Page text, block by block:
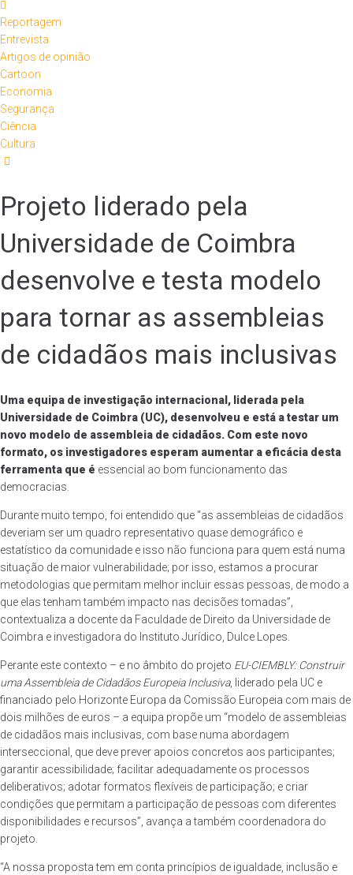
Reportagem
Entrevista
Artigos de opinião
Cartoon
Economia
Segurança
Ciência
Cultura
Projeto liderado pela
Universidade de Coimbra
desenvolve e testa modelo
para tornar as assembleias
de cidadãos mais inclusivas
Uma equipa de investigação internacional, liderada pela
Universidade de Coimbra (UC), desenvolveu e está a testar um
novo modelo de assembleia de cidadãos. Com este novo
formato, os investigadores esperam aumentar a eficácia desta
ferramenta que é essencial ao bom funcionamento das
democracias.
Durante muito tempo, foi entendido que “as assembleias de cidadãos
deveriam ser um quadro representativo quase demográfico e
estatístico da comunidade e isso não funciona para quem está numa
situação de maior vulnerabilidade; por isso, estamos a procurar
metodologias que permitam melhor incluir essas pessoas, de modo a
que elas tenham também impacto nas decisões tomadas”,
contextualiza a docente da Faculdade de Direito da Universidade de
Coimbra e investigadora do Instituto Jurídico, Dulce Lopes.
Perante este contexto – e no âmbito do projeto EU-CIEMBLY: Construir
uma Assembleia de Cidadãos Europeia Inclusiva, liderado pela UC e
financiado pelo Horizonte Europa da Comissão Europeia com mais de
dois milhões de euros – a equipa propõe um “modelo de assembleias
de cidadãos mais inclusivas, com base numa abordagem
interseccional, que deve prever apoios concretos aos participantes;
garantir acessibilidade; facilitar adequadamente os processos
deliberativos; adotar formatos flexíveis de participação; e criar
condições que permitam a participação de pessoas com diferentes
disponibilidades e recursos”, avança a também coordenadora do
projeto.
“A nossa proposta tem em conta princípios de igualdade, inclusão e